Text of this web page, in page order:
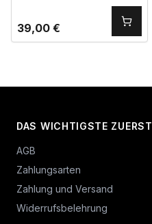
39,00 €
DAS WICHTIGSTE ZUERST
AGB
Zahlungsarten
Zahlung und Versand
Widerrufsbelehrung